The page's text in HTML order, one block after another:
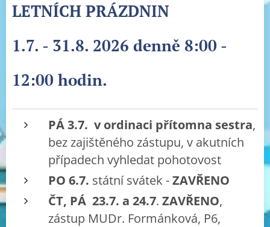
LETNÍCH PRÁZDNIN
1.7. - 31.8. 2026 denně 8:00 -
12:00 hodin.
PÁ 3.7. v ordinaci přítomna sestra,
bez zajištěného zástupu, v akutních
případech vyhledat pohotovost
PO 6.7. státní svátek -ZAVŘENO
ČT, PÁ 23.7. a 24.7. ZAVŘENO,
zástup MUDr. Formánková, P6,